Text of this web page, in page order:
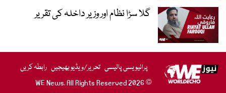
گلا سڑا نظام اور وزیر داخلہ کی تقریر
پرائیویسی پالیسی تحریر/ویڈیو بھیجیں رابطہ کریں
© 2026 WE News. All Rights Reserved